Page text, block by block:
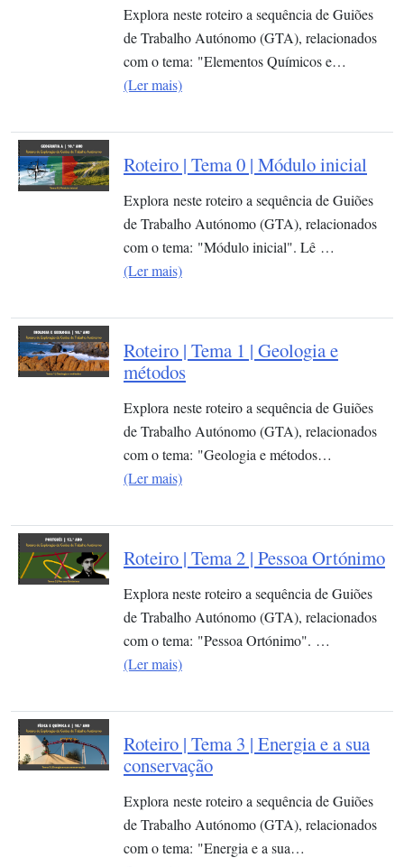
Explora neste roteiro a sequência de Guiões
de Trabalho Autónomo (GTA), relacionados
com o tema: "Elementos Químicos e…
(Ler mais)
Roteiro | Tema 0 | Módulo inicial
Explora neste roteiro a sequência de Guiões
de Trabalho Autónomo (GTA), relacionados
com o tema: "Módulo inicial". Lê …
(Ler mais)
Roteiro | Tema 1 | Geologia e
métodos
Explora neste roteiro a sequência de Guiões
de Trabalho Autónomo (GTA), relacionados
com o tema: "Geologia e métodos…
(Ler mais)
Roteiro | Tema 2 | Pessoa Ortónimo
Explora neste roteiro a sequência de Guiões
de Trabalho Autónomo (GTA), relacionados
com o tema: "Pessoa Ortónimo". …
(Ler mais)
Roteiro | Tema 3 | Energia e a sua
conservação
Explora neste roteiro a sequência de Guiões
de Trabalho Autónomo (GTA), relacionados
com o tema: "Energia e a sua…